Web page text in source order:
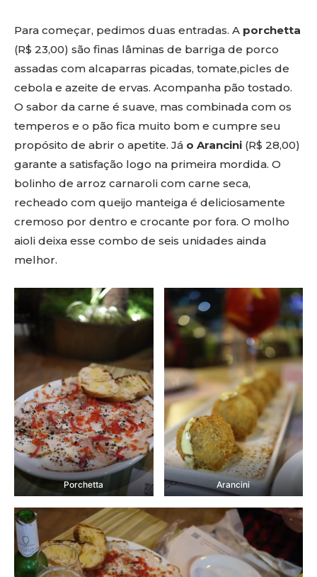
Para começar, pedimos duas entradas. A porchetta
(R$ 23,00) são finas lâminas de barriga de porco
assadas com alcaparras picadas, tomate,picles de
cebola e azeite de ervas. Acompanha pão tostado.
O sabor da carne é suave, mas combinada com os
temperos e o pão fica muito bom e cumpre seu
propósito de abrir o apetite. Já o Arancini (R$ 28,00)
garante a satisfação logo na primeira mordida. O
bolinho de arroz carnaroli com carne seca,
recheado com queijo manteiga é deliciosamente
cremoso por dentro e crocante por fora. O molho
aioli deixa esse combo de seis unidades ainda
melhor.
Porchetta Arancini